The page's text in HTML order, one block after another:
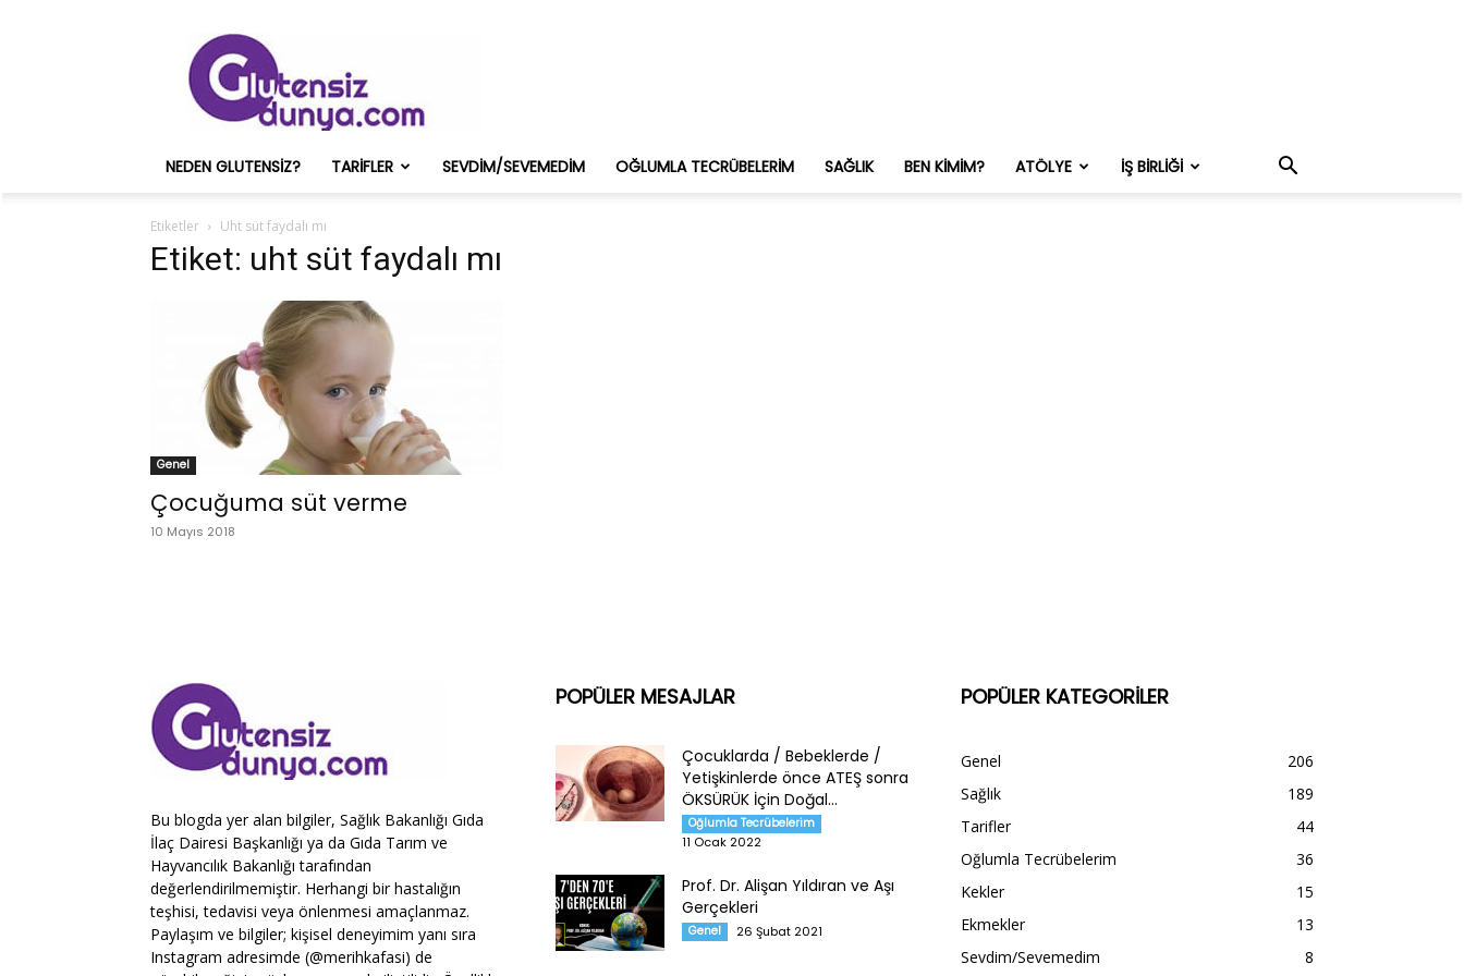
ve
Onun
Sağlık
Deneyimleri
NEDEN GLUTENSIZ? TARIFLER SEVDIM/SEVEMEDIM OĞLUMLA TECRÜBELERIM SAĞLIK BEN KIMIM? ATÖLYE İŞ BIRLIĞI
Etiketler Uht süt faydalı mı
Etiket: uht süt faydalı mı
Genel
Çocuğuma süt verme
10 Mayıs 2018
Bu blogda yer alan bilgiler, Sağlık Bakanlığı Gıda
İlaç Dairesi Başkanlığı ya da Gıda Tarım ve
Hayvancılık Bakanlığı tarafından
değerlendirilmemiştir. Herhangi bir hastalığın
teşhisi, tedavisi veya önlenmesi amaçlanmaz.
Paylaşım ve bilgiler; kişisel deneyimim yanı sıra
Instagram adresimde (@merihkafasi) de
POPÜLER MESAJLAR
Çocuklarda / Bebeklerde /
Yetişkinlerde önce ATEŞ sonra
ÖKSÜRÜK İçin Doğal...
Oğlumla Tecrübelerim
11 Ocak 2022
Prof. Dr. Alişan Yıldıran ve Aşı
Gerçekleri
Genel 26 Şubat 2021
POPÜLER KATEGORİLER
Genel
206
Sağlık
189
Tarifler
44
Oğlumla Tecrübelerim
36
Kekler
15
Ekmekler
13
Sevdim/Sevemedim
8